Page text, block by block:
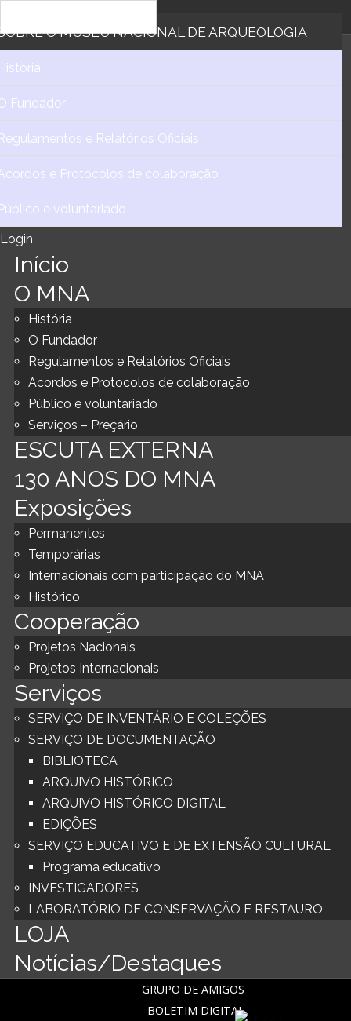
O MUSEU NACIONAL DE ARQUEOLOGIA
Fundador
e Relatórios Oficiais
e Protocolos de colaboração
e voluntariado
Login
Início
O MNA
História
O Fundador
Regulamentos e Relatórios Oficiais
Acordos e Protocolos de colaboração
Público e voluntariado
Serviços – Preçário
ESCUTA EXTERNA
130 ANOS DO MNA
Exposições
Permanentes
Temporárias
Internacionais com participação do MNA
Histórico
Cooperação
Projetos Nacionais
Projetos Internacionais
Serviços
SERVIÇO DE INVENTÁRIO E COLEÇÕES
SERVIÇO DE DOCUMENTAÇÃO
BIBLIOTECA
ARQUIVO HISTÓRICO
ARQUIVO HISTÓRICO DIGITAL
EDIÇÕES
SERVIÇO EDUCATIVO E DE EXTENSÃO CULTURAL
Programa educativo
INVESTIGADORES
LABORATÓRIO DE CONSERVAÇÃO E RESTAURO
LOJA
Notícias/Destaques
GRUPO DE AMIGOS
BOLETIM DIGITAL